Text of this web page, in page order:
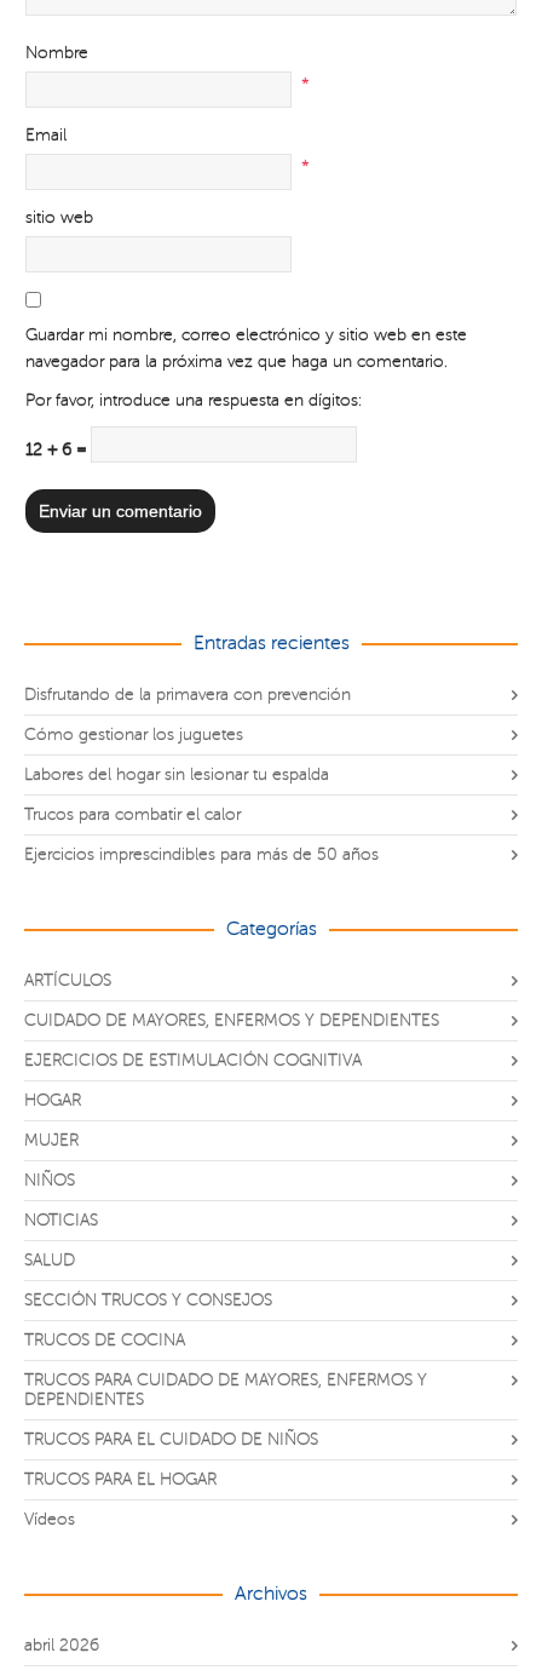
Nombre
*
Email
*
sitio web
Guardar mi nombre, correo electrónico y sitio web en este
navegador para la próxima vez que haga un comentario.
Por favor, introduce una respuesta en dígitos:
12 + 6 =
Entradas recientes
Disfrutando de la primavera con prevención
Cómo gestionar los juguetes
Labores del hogar sin lesionar tu espalda
Trucos para combatir el calor
Ejercicios imprescindibles para más de 50 años
Categorías
ARTÍCULOS
CUIDADO DE MAYORES, ENFERMOS Y DEPENDIENTES
EJERCICIOS DE ESTIMULACIÓN COGNITIVA
HOGAR
MUJER
NIÑOS
NOTICIAS
SALUD
SECCIÓN TRUCOS Y CONSEJOS
TRUCOS DE COCINA
TRUCOS PARA CUIDADO DE MAYORES, ENFERMOS Y
DEPENDIENTES
TRUCOS PARA EL CUIDADO DE NIÑOS
TRUCOS PARA EL HOGAR
Vídeos
Archivos
abril 2026